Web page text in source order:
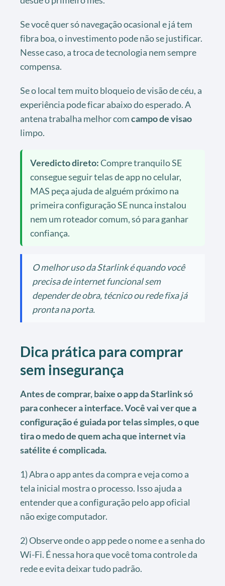
Se você quer só navegação ocasional e já tem
fibra boa, o investimento pode não se justificar.
Nesse caso, a troca de tecnologia nem sempre
compensa.
Se o local tem muito bloqueio de visão de céu, a
experiência pode ficar abaixo do esperado. A
antena trabalha melhor comcampo de visao
limpo.
Veredicto direto:Compre tranquilo SE
consegue seguir telas de app no celular,
MAS peça ajuda de alguém próximo na
primeira configuração SE nunca instalou
nem um roteador comum, só para ganhar
confiança.
O melhor uso da Starlink é quando você
precisa de internet funcional sem
depender de obra, técnico ou rede fixa já
pronta na porta.
Dica prática para comprar
sem insegurança
Antes de comprar, baixe o app da Starlink só
para conhecer a interface. Você vai ver que a
configuração é guiada por telas simples, o que
tira o medo de quem acha que internet via
satélite é complicada.
1) Abra o app antes da compra e veja como a
tela inicial mostra o processo. Isso ajuda a
entender que a configuração pelo app oficial
não exige computador.
2) Observe onde o app pede o nome e a senha do
Wi-Fi. É nessa hora que você toma controle da
rede e evita deixar tudo padrão.